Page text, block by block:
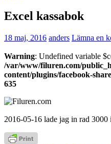
Excel kassabok
18 maj, 2016 anders Lämna en
Warning: Undefined variable
/var/www/filuren.com/
content/plugins/facebook-
635
2016-05-16 lade jag in rad